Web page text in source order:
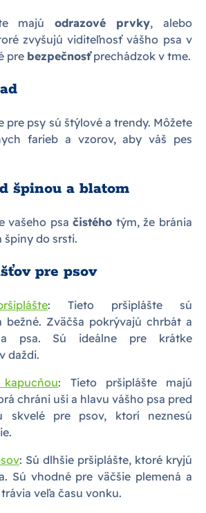
majú odrazové prvky, alebo
zvyšujú viditeľnosť vášho psa v
pre bezpečnosťprechádzok v tme.
pre psy sú štýlové a trendy. Môžete
farieb a vzorov, aby váš pes
špinou a blatom
vašeho psačistého tým, že bránia
špiny do srsti.
pre psov
: Tieto pršiplášte sú
bežné. Zväčša pokrývajú chrbát a
psa. Sú ideálne pre krátke
daždi.
: Tieto pršiplášte majú
chráni uši a hlavu vášho psa pred
skvelé pre psov, ktorí neznesú
: Sú dlhšie pršiplášte, ktoré kryjú
Sú vhodné pre väčšie plemená a
veľa času vonku.